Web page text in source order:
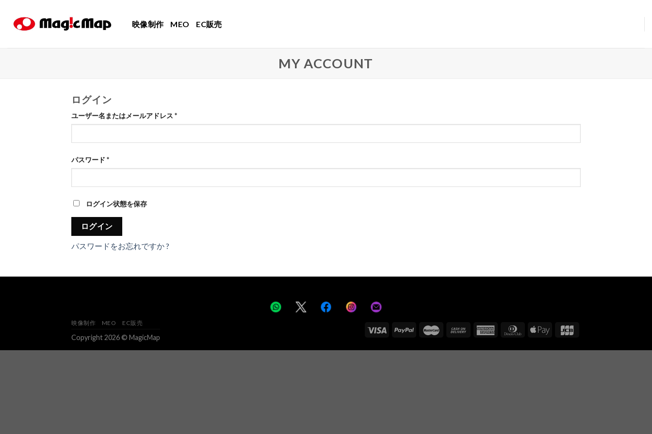
content
映像制作 MEO EC販売
MY ACCOUNT
ログイン
ユーザー名またはメールアドレス *
パスワード *
ログイン状態を保存
ログイン
パスワードをお忘れですか ?
映像制作 MEO EC販売
Copyright 2026 © MagicMap